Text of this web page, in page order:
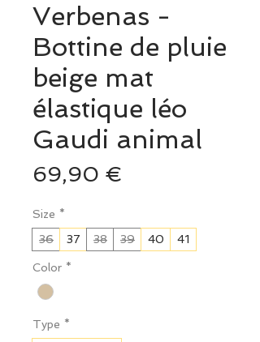
Verbenas -
Bottine de pluie
beige mat
élastique léo
Gaudi animal
69,90 €
Size *
36
37 38 39 40 41
Color *
Type *